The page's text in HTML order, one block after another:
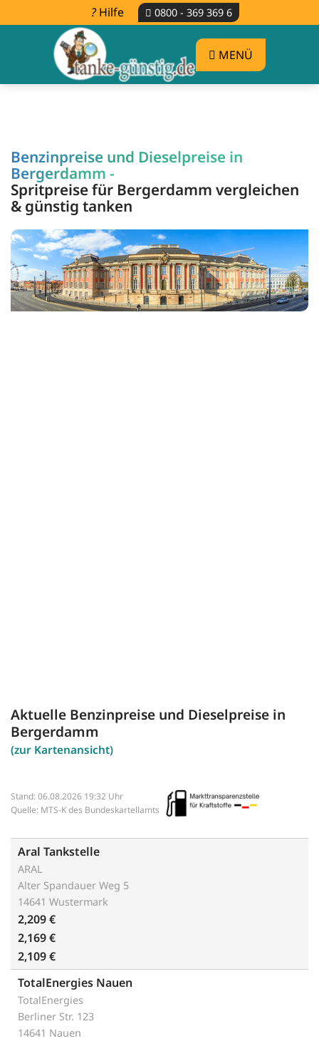
Hilfe 0800 - 369 369 6
MENÜ
Benzinpreise und Dieselpreise in
Bergerdamm -
Spritpreise für Bergerdamm vergleichen
& günstig tanken
Aktuelle Benzinpreise und Dieselpreise in
Bergerdamm
(zur Kartenansicht)
Stand: 06.08.2026 19:32 Uhr
Quelle: MTS-K des Bundeskartellamts
Aral Tankstelle
ARAL
Alter Spandauer Weg 5
14641 Wustermark
2,209 €
2,169 €
2,109 €
TotalEnergies Nauen
TotalEnergies
Berliner Str. 123
14641 Nauen